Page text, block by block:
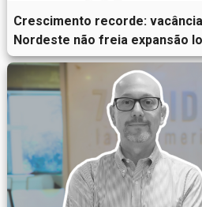
Crescimento recorde: vacância
Nordeste não freia expansão